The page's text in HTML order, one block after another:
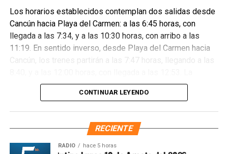
Medio Ambiente, en el marco del Día Internacional de los
Pueblos Indígenas.
Los horarios establecidos contemplan dos salidas desde
Cancún hacia Playa del Carmen: a las 6:45 horas, con
llegada a las 7:34, y a las 10:30 horas, con arribo a las
11:19. En sentido inverso, desde Playa del Carmen hacia
Cancún, los trenes partirán a las 7:47 horas, llegando a las
información sobre disponibilidad y reservaciones estará
disponible vía telefónica y en los portales oficiales del
CONTINUAR LEYENDO
RECIENTE
RADIO hace 5 horas